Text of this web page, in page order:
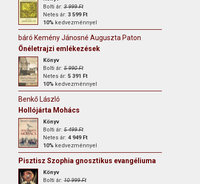
Bolti ár:3 999 Ft
Netes ár: 3 599 Ft
10%kedvezménnyel
báró Kemény Jánosné Auguszta Paton
Önéletrajzi emlékezések
Könyv
Bolti ár:5 990 Ft
Netes ár: 5 391 Ft
10%kedvezménnyel
Benkő László
Hollójárta Mohács
Könyv
Bolti ár:5 499 Ft
Netes ár: 4 949 Ft
10%kedvezménnyel
Pisztisz Szophia gnosztikus evangéliuma
Könyv
Bolti ár:10 999 Ft